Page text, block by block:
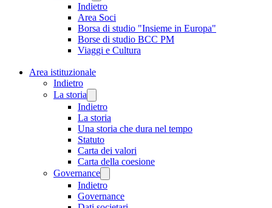
Indietro
Area Soci
Borsa di studio "Insieme in Europa"
Borse di studio BCC PM
Viaggi e Cultura
Area istituzionale
Indietro
La storia
Indietro
La storia
Una storia che dura nel tempo
Statuto
Carta dei valori
Carta della coesione
Governance
Indietro
Governance